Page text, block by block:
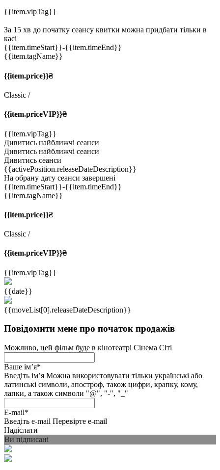
{{item.vipTag}}
За 15 хв до початку сеансу квитки можна придбати тільки в
касі
{{item.timeStart}}-{{item.timeEnd}}
{{item.tagName}}
{{item.price}}₴
Classic /
{{item.priceVIP}}₴
{{item.vipTag}}
Дивитись найближчі сеанси
Дивитись найближчі сеанси
Дивитись сеанси
{{activePosition.releaseDateDescription}}
На обрану дату сеанси завершені
{{item.timeStart}}-{{item.timeEnd}}
{{item.tagName}}
{{item.price}}₴
Classic /
{{item.priceVIP}}₴
{{item.vipTag}}
{{date}}
{{moveList[0].releaseDateDescription}}
Повідомити мене про початок продажів
Можливо, цей фільм буде в кінотеатрі Сінема Сіті
Ваше імʼя*
Введіть імʼя Можна використовувати тільки українські або
латинські символи, апостроф, також цифри, крапку, кому,
лапки, а також символи "@", "-", "_"
E-mail*
Введіть e-mail Перевірте e-mail
Надіслати
Ви підписані